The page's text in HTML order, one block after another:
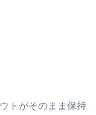
トがそのまま保持